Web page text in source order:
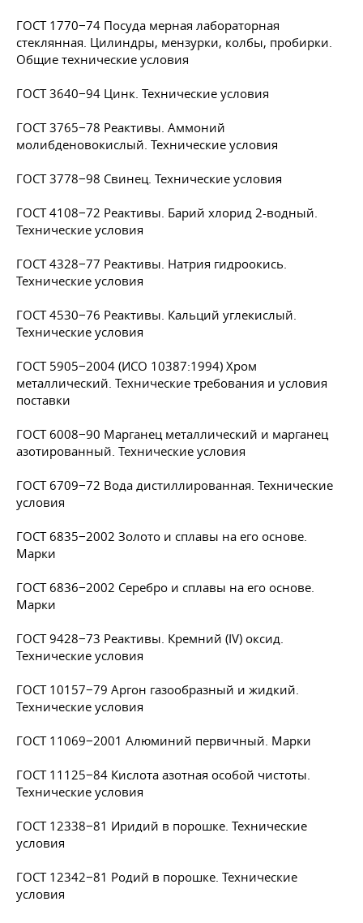
ГОСТ 1770−74 Посуда мерная лабораторная
стеклянная. Цилиндры, мензурки, колбы, пробирки.
Общие технические условия
ГОСТ 3640−94 Цинк. Технические условия
ГОСТ 3765−78 Реактивы. Аммоний
молибденовокислый. Технические условия
ГОСТ 3778−98 Свинец. Технические условия
ГОСТ 4108−72 Реактивы. Барий хлорид 2-водный.
Технические условия
ГОСТ 4328−77 Реактивы. Натрия гидроокись.
Технические условия
ГОСТ 4530−76 Реактивы. Кальций углекислый.
Технические условия
ГОСТ 5905−2004 (ИСО 10387:1994) Хром
металлический. Технические требования и условия
поставки
ГОСТ 6008−90 Марганец металлический и марганец
азотированный. Технические условия
ГОСТ 6709−72 Вода дистиллированная. Технические
условия
ГОСТ 6835−2002 Золото и сплавы на его основе.
Марки
ГОСТ 6836−2002 Серебро и сплавы на его основе.
Марки
ГОСТ 9428−73 Реактивы. Кремний (IV) оксид.
Технические условия
ГОСТ 10157−79 Аргон газообразный и жидкий.
Технические условия
ГОСТ 11069−2001 Алюминий первичный. Марки
ГОСТ 11125−84 Кислота азотная особой чистоты.
Технические условия
ГОСТ 12338−81 Иридий в порошке. Технические
условия
ГОСТ 12342−81 Родий в порошке. Технические
условия